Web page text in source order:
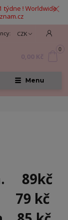
týdne ! Worldwide
Menu
CZK
0
89kč
kč